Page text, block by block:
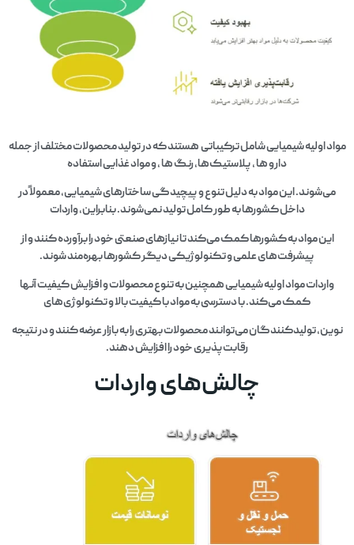
مواد اولیه شیمیایی شامل ترکیباتی هستند که در تولید محصولات مختلف از جمله
دارو ها ، پلاستیک‌ها، رنگ‌ ها ، و مواد غذایی استفاده
می‌شوند. این مواد به دلیل تنوع و پیچیدگی ساختارهای شیمیایی، معمولاً در
داخل کشورها به طور کامل تولید نمی‌شوند. بنابراین، واردات
این مواد به کشورها کمک می‌کند تا نیازهای صنعتی خود را برآورده کنند و از
پیشرفت‌های علمی و تکنولوژیکی دیگر کشورها بهره‌مند شوند.
واردات مواد اولیه شیمیایی همچنین به تنوع محصولات و افزایش کیفیت آنها
کمک می‌کند. با دسترسی به مواد با کیفیت بالا و تکنولوژی‌های
نوین، تولیدکنندگان می‌توانند محصولات بهتری را به بازار عرضه کنند و در نتیجه
رقابت‌پذیری خود را افزایش دهند.
چالش‌های واردات